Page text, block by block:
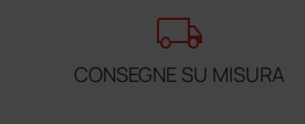
local_shipping
CONSEGNE SU MISURA